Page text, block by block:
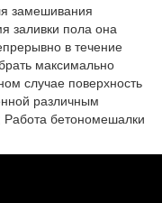
замешивания
заливки пола она
в течение
максимально
случае поверхность
различным
бетономешалки